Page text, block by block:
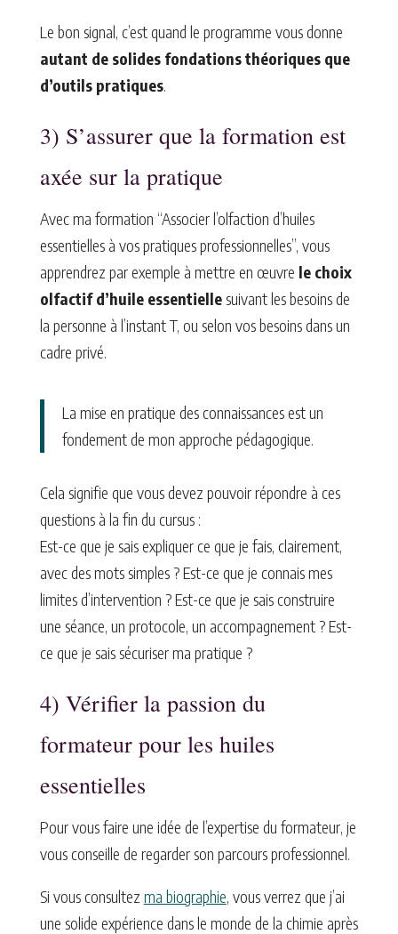
Le bon signal, c’est quand le programme vous donne
autant de solides fondations théoriques que
d’outils pratiques.
3) S’assurer que la formation est
axée sur la pratique
Avec ma formation “Associer l’olfaction d’huiles
essentielles à vos pratiques professionnelles”, vous
apprendrez par exemple à mettre en œuvre le choix
olfactif d’huile essentiellesuivant les besoins de
la personne à l’instant T, ou selon vos besoins dans un
cadre privé.
La mise en pratique des connaissances est un
fondement de mon approche pédagogique.
Cela signifie que vous devez pouvoir répondre à ces
questions à la fin du cursus :
Est-ce que je sais expliquer ce que je fais, clairement,
avec des mots simples ? Est-ce que je connais mes
limites d’intervention ? Est-ce que je sais construire
une séance, un protocole, un accompagnement ? Est-
ce que je sais sécuriser ma pratique ?
4) Vérifier la passion du
formateur pour les huiles
essentielles
Pour vous faire une idée de l’expertise du formateur, je
vous conseille de regarder son parcours professionnel.
Si vous consultez ma biographie, vous verrez que j’ai
une solide expérience dans le monde de la chimie après